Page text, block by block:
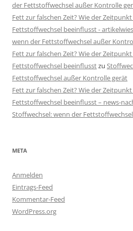
der Fettstoffwechsel außer Kontrolle
Fett zur falschen Zeit? Wie der
Fettstoffwechsel beeinflusst -
wenn der Fettstoffwechsel außer
Fett zur falschen Zeit? Wie der
Fettstoffwechsel beeinflusstzu
Fettstoffwechsel außer Kontrolle gerät
Fett zur falschen Zeit? Wie der
Fettstoffwechsel beeinflusst – news-
Stoffwechsel: wenn der
META
Anmelden
Eintrags-Feed
Kommentar-Feed
WordPress.org